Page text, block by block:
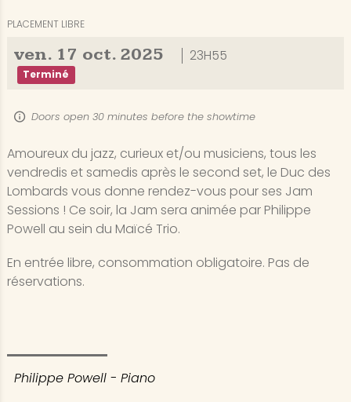
PLACEMENT LIBRE
ven. 17 oct. 2025 23H55
Terminé
Doors open 30 minutes before the showtime
Amoureux du jazz, curieux et/ou musiciens, tous les
vendredis et samedis après le second set, le Duc des
Lombards vous donne rendez-vous pour ses Jam
Sessions ! Ce soir, la Jam sera animée par Philippe
Powell au sein du Maïcé Trio.
En entrée libre, consommation obligatoire. Pas de
réservations.
Philippe Powell - Piano